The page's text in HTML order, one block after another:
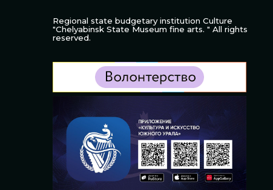
Regional state budgetary institution Culture
"Chelyabinsk State Museum fine arts. " All rights
reserved.